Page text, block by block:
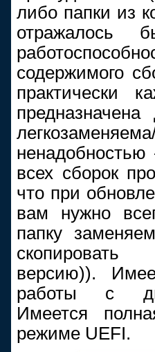
либо папки из
отражалось
содержимого
практически
ненадобностью
всех сборок
что при
вам нужно
папку
версию)).
работы с
Имеется
режиме UEFI.